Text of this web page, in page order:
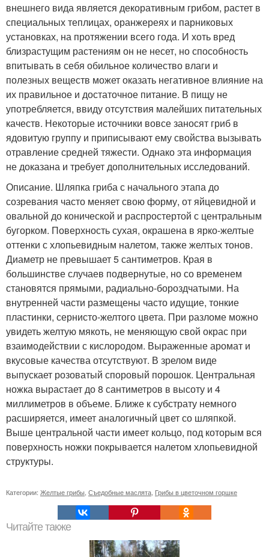
внешнего вида является декоративным грибом, растет в
специальных теплицах, оранжереях и парниковых
установках, на протяжении всего года. И хоть вред
близрастущим растениям он не несет, но способность
впитывать в себя обильное количество влаги и
полезных веществ может оказать негативное влияние на
их правильное и достаточное питание. В пищу не
употребляется, ввиду отсутствия малейших питательных
качеств. Некоторые источники вовсе заносят гриб в
ядовитую группу и приписывают ему свойства вызывать
отравление средней тяжести. Однако эта информация
не доказана и требует дополнительных исследований.
Описание. Шляпка гриба с начального этапа до
созревания часто меняет свою форму, от яйцевидной и
овальной до конической и распростертой с центральным
бугорком. Поверхность сухая, окрашена в ярко-желтые
оттенки с хлопьевидным налетом, также желтых тонов.
Диаметр не превышает 5 сантиметров. Края в
большинстве случаев подвернутые, но со временем
становятся прямыми, радиально-бороздчатыми. На
внутренней части размещены часто идущие, тонкие
пластинки, сернисто-желтого цвета. При разломе можно
увидеть желтую мякоть, не меняющую свой окрас при
взаимодействии с кислородом. Выраженные аромат и
вкусовые качества отсутствуют. В зрелом виде
выпускает розоватый споровый порошок. Центральная
ножка вырастает до 8 сантиметров в высоту и 4
миллиметров в объеме. Ближе к субстрату немного
расширяется, имеет аналогичный цвет со шляпкой.
Выше центральной части имеет кольцо, под которым вся
поверхность ножки покрывается налетом хлопьевидной
структуры.
Категории: Желтые грибы Съедобные маслята Грибы в цветочном горшке
Читайте также